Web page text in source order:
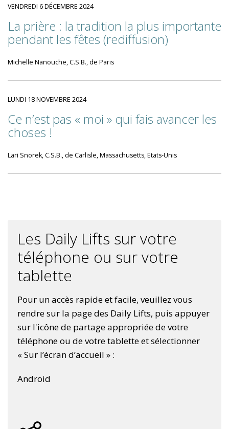
VENDREDI 6 DÉCEMBRE 2024
La prière : la tradition la plus importante
pendant les fêtes (rediffusion)
Michelle Nanouche, C.S.B., de Paris
LUNDI 18 NOVEMBRE 2024
Ce n’est pas « moi » qui fais avancer les
choses !
Lari Snorek, C.S.B., de Carlisle, Massachusetts, Etats-Unis
Les Daily Lifts sur votre
téléphone ou sur votre
tablette
Pour un accès rapide et facile, veuillez vous
rendre sur la page des Daily Lifts, puis appuyer
sur l'icône de partage appropriée de votre
téléphone ou de votre tablette et sélectionner
« Sur l’écran d’accueil » :
Android